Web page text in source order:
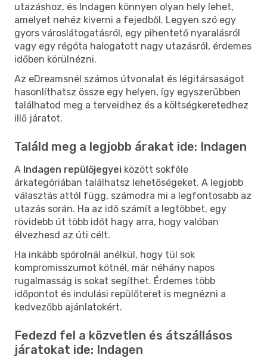
utazáshoz, és Indagen könnyen olyan hely lehet,
amelyet nehéz kiverni a fejedből. Legyen szó egy
gyors városlátogatásról, egy pihentető nyaralásról
vagy egy régóta halogatott nagy utazásról, érdemes
időben körülnézni.
Az eDreamsnél számos útvonalat és légitársaságot
hasonlíthatsz össze egy helyen, így egyszerűbben
találhatod meg a terveidhez és a költségkeretedhez
illő járatot.
Találd meg a legjobb árakat ide: Indagen
A Indagen repülőjegyei között sokféle
árkategóriában találhatsz lehetőségeket. A legjobb
választás attól függ, számodra mi a legfontosabb az
utazás során. Ha az idő számít a legtöbbet, egy
rövidebb út több időt hagy arra, hogy valóban
élvezhesd az úti célt.
Ha inkább spórolnál anélkül, hogy túl sok
kompromisszumot kötnél, már néhány napos
rugalmasság is sokat segíthet. Érdemes több
időpontot és indulási repülőteret is megnézni a
kedvezőbb ajánlatokért.
Fedezd fel a közvetlen és átszállásos
járatokat ide: Indagen